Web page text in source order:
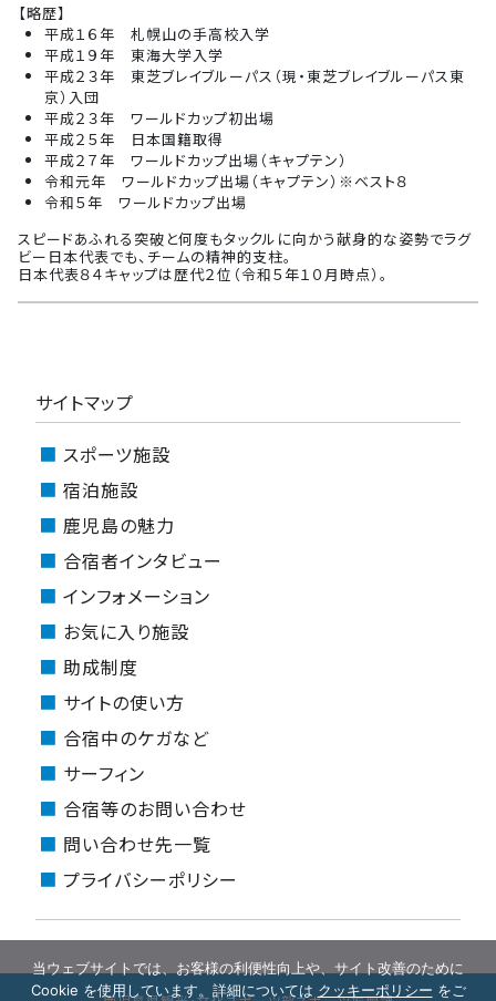
【略歴】
平成１６年 札幌山の手高校入学
平成１９年 東海大学入学
平成２３年 東芝ブレイブルーパス（現・東芝ブレイブルーパス東
京）入団
平成２３年 ワールドカップ初出場
平成２５年 日本国籍取得
平成２７年 ワールドカップ出場（キャプテン）
令和元年 ワールドカップ出場（キャプテン）※ベスト８
令和５年 ワールドカップ出場
スピードあふれる突破と何度もタックルに向かう献身的な姿勢でラグ
ビー日本代表でも、チームの精神的支柱。
日本代表８４キャップは歴代２位（令和５年１０月時点）。
サイトマップ
スポーツ施設
宿泊施設
鹿児島の魅力
合宿者インタビュー
インフォメーション
お気に入り施設
助成制度
サイトの使い方
合宿中のケガなど
サーフィン
合宿等のお問い合わせ
問い合わせ先一覧
プライバシーポリシー
当ウェブサイトでは、お客様の利便性向上や、サイト改善のために
Cookie を使用しています。詳細については クッキーポリシー をご